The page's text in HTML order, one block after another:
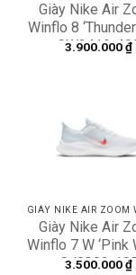
Giày Nike Air
Winflo 8 ‘Thunder
CW3419-
3.900.000₫
Giày Nike Air
Winflo 7 W ‘Pink
CJ0302-
3.500.000₫